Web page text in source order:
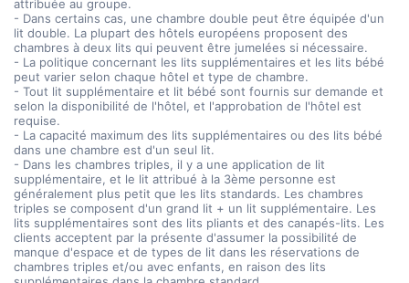
attribuée au groupe.
- Dans certains cas, une chambre double peut être équipée d'un
lit double. La plupart des hôtels européens proposent des
chambres à deux lits qui peuvent être jumelées si nécessaire.
- La politique concernant les lits supplémentaires et les lits bébé
peut varier selon chaque hôtel et type de chambre.
- Tout lit supplémentaire et lit bébé sont fournis sur demande et
selon la disponibilité de l'hôtel, et l'approbation de l'hôtel est
requise.
- La capacité maximum des lits supplémentaires ou des lits bébé
dans une chambre est d'un seul lit.
- Dans les chambres triples, il y a une application de lit
supplémentaire, et le lit attribué à la 3ème personne est
généralement plus petit que les lits standards. Les chambres
triples se composent d'un grand lit + un lit supplémentaire. Les
lits supplémentaires sont des lits pliants et des canapés-lits. Les
clients acceptent par la présente d'assumer la possibilité de
manque d'espace et de types de lit dans les réservations de
chambres triples et/ou avec enfants, en raison des lits